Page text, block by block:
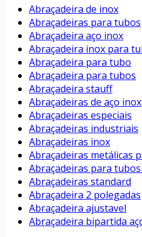
Abraçadeira de inox
Abraçadeiras para tubos
Abraçadeira aço inox
Abraçadeira inox para
Abraçadeira para tubo
Abraçadeira para tubos
Abraçadeira stauff
Abraçadeiras de aço inox
Abraçadeiras especiais
Abraçadeiras industriais
Abraçadeiras inox
Abraçadeiras metálicas
Abraçadeiras para
Abraçadeiras standard
Abraçadeira 2 polegadas
Abraçadeira ajustavel
Abraçadeira bipartida